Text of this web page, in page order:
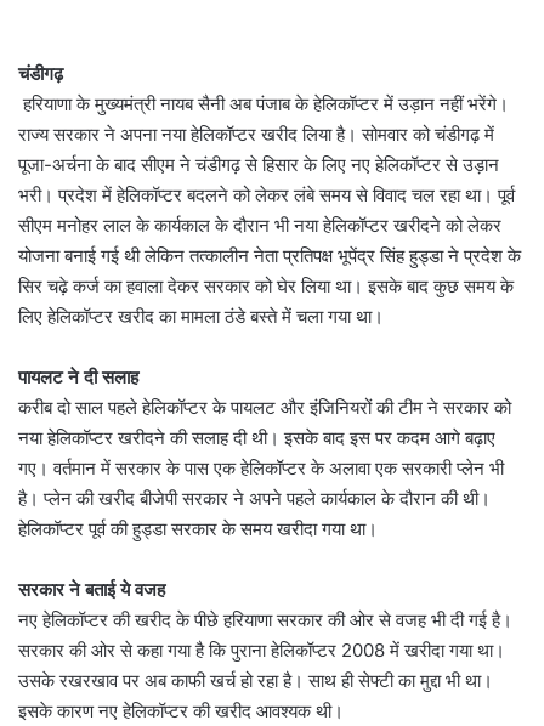
चंडीगढ़
हरियाणा के मुख्यमंत्री नायब सैनी अब पंजाब के हेलिकॉप्टर में उड़ान नहीं भरेंगे।
राज्य सरकार ने अपना नया हेलिकॉप्टर खरीद लिया है। सोमवार को चंडीगढ़ में
पूजा-अर्चना के बाद सीएम ने चंडीगढ़ से हिसार के लिए नए हेलिकॉप्टर से उड़ान
भरी। प्रदेश में हेलिकॉप्टर बदलने को लेकर लंबे समय से विवाद चल रहा था। पूर्व
सीएम मनोहर लाल के कार्यकाल के दौरान भी नया हेलिकॉप्टर खरीदने को लेकर
योजना बनाई गई थी लेकिन तत्कालीन नेता प्रतिपक्ष भूपेंद्र सिंह हुड्डा ने प्रदेश के
सिर चढ़े कर्ज का हवाला देकर सरकार को घेर लिया था। इसके बाद कुछ समय के
लिए हेलिकॉप्टर खरीद का मामला ठंडे बस्ते में चला गया था।
पायलट ने दी सलाह
करीब दो साल पहले हेलिकॉप्टर के पायलट और इंजिनियरों की टीम ने सरकार को
नया हेलिकॉप्टर खरीदने की सलाह दी थी। इसके बाद इस पर कदम आगे बढ़ाए
गए। वर्तमान में सरकार के पास एक हेलिकॉप्टर के अलावा एक सरकारी प्लेन भी
है। प्लेन की खरीद बीजेपी सरकार ने अपने पहले कार्यकाल के दौरान की थी।
हेलिकॉप्टर पूर्व की हुड्डा सरकार के समय खरीदा गया था।
सरकार ने बताई ये वजह
नए हेलिकॉप्टर की खरीद के पीछे हरियाणा सरकार की ओर से वजह भी दी गई है।
सरकार की ओर से कहा गया है कि पुराना हेलिकॉप्टर 2008 में खरीदा गया था।
उसके रखरखाव पर अब काफी खर्च हो रहा है। साथ ही सेफ्टी का मुद्दा भी था।
इसके कारण नए हेलिकॉप्टर की खरीद आवश्यक थी।